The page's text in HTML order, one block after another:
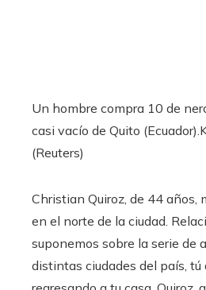
Un hombre compra 10 de
casi vacío de Quito (Ecuador).
(Reuters)
Christian Quiroz, de 44 años,
en el norte de la ciudad.
suponemos sobre la serie de
distintas ciudades del país, tú